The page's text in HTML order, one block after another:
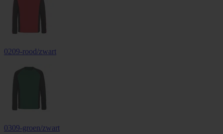
0209-rood/zwart
0309-groen/zwart